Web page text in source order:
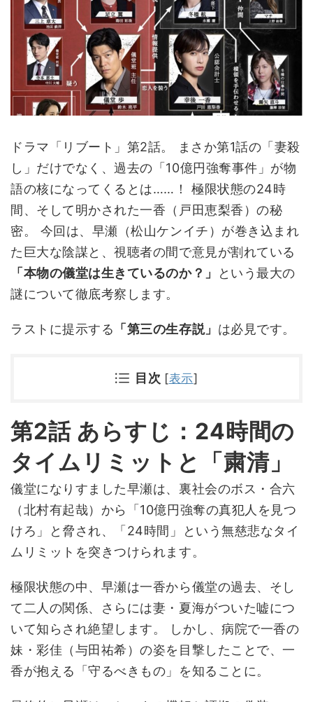
ドラマ「リブート」第2話。 まさか第1話の「妻殺
し」だけでなく、過去の「10億円強奪事件」が物
語の核になってくるとは……！ 極限状態の24時
間、そして明かされた一香（戸田恵梨香）の秘
密。 今回は、早瀬（松山ケンイチ）が巻き込まれ
た巨大な陰謀と、視聴者の間で意見が割れている
「本物の儀堂は生きているのか？」
という最大の
謎について徹底考察します。
ラストに提示する 「第三の生存説」 は必見です。
目次 [表示]
第2話 あらすじ：24時間の
タイムリミットと「粛清」
儀堂になりすました早瀬は、裏社会のボス・合六
（北村有起哉）から「10億円強奪の真犯人を見つ
けろ」と脅され、「24時間」という無慈悲なタイ
ムリミットを突きつけられます。
極限状態の中、早瀬は一香から儀堂の過去、そし
て二人の関係、さらには妻・夏海がついた嘘につ
いて知らされ絶望します。 しかし、病院で一香の
妹・彩佳（与田祐希）の姿を目撃したことで、一
香が抱える「守るべきもの」を知ることに。